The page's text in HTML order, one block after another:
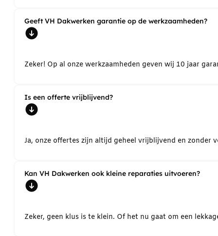
Geeft VH Dakwerken garantie op de werkzaamheden?
Zeker! Op al onze werkzaamheden geven wij 10 jaar
Is een offerte vrijblijvend?
Ja, onze offertes zijn altijd geheel vrijblijvend en
Kan VH Dakwerken ook kleine reparaties uitvoeren?
Zeker, geen klus is te klein. Of het nu gaat om een